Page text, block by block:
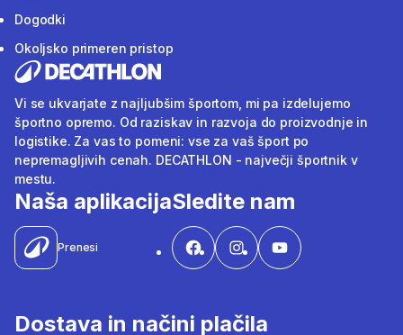
Dogodki
Okoljsko primeren pristop
Vi se ukvarjate z najljubšim športom, mi pa izdelujemo
športno opremo. Od raziskav in razvoja do proizvodnje in
logistike. Za vas to pomeni: vse za vaš šport po
nepremagljivih cenah. DECATHLON - največji športnik v
mestu.
Naša aplikacija
Prenesi
Sledite nam
Dostava in načini plačila